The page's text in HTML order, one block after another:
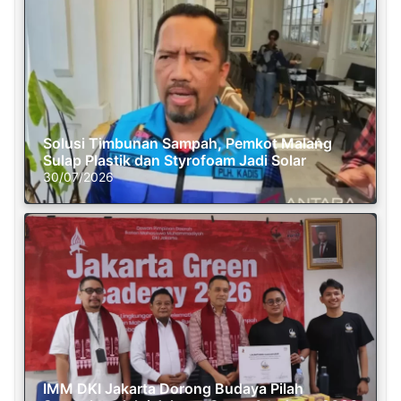
Solusi Timbunan Sampah, Pemkot Malang
Sulap Plastik dan Styrofoam Jadi Solar
30/07/2026
IMM DKI Jakarta Dorong Budaya Pilah